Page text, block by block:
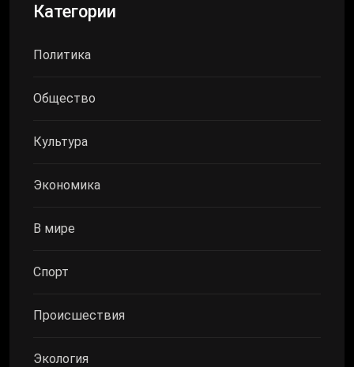
Категории
Политика
Общество
Культура
Экономика
В мире
Спорт
Происшествия
Экология